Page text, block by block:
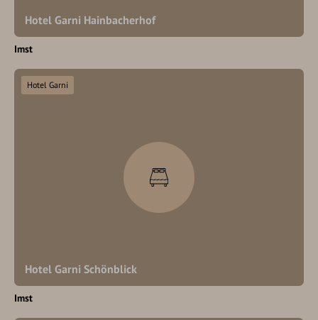
Hotel Garni Hainbacherhof
Imst
Hotel Garni Schönblick
Hotel Garni
Imst